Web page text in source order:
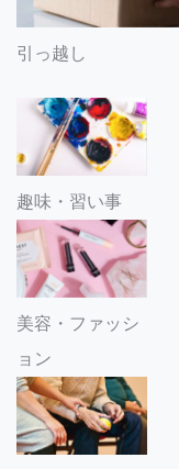
引っ越し
趣味・習い事
美容・ファッシ
ョン